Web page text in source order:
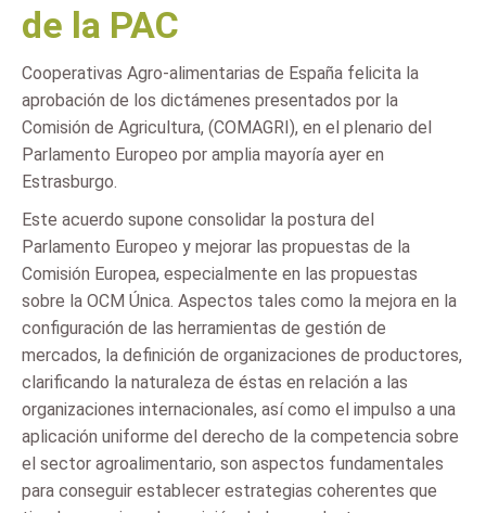
de la PAC
Cooperativas Agro-alimentarias de España felicita la
aprobación de los dictámenes presentados por la
Comisión de Agricultura, (COMAGRI), en el plenario del
Parlamento Europeo por amplia mayoría ayer en
Estrasburgo.
Este acuerdo supone consolidar la postura del
Parlamento Europeo y mejorar las propuestas de la
Comisión Europea, especialmente en las propuestas
sobre la OCM Única. Aspectos tales como la mejora en la
configuración de las herramientas de gestión de
mercados, la definición de organizaciones de productores,
clarificando la naturaleza de éstas en relación a las
organizaciones internacionales, así como el impulso a una
aplicación uniforme del derecho de la competencia sobre
el sector agroalimentario, son aspectos fundamentales
para conseguir establecer estrategias coherentes que